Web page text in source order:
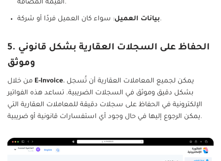
القيمة المضافة.
بيانات العميل: سواء كان العميل فردًا أو شركة.
5. الحفاظ على السجلات العقارية بشكل قانوني
وموثق
E-Invoice، يمكن لجميع المعاملات العقارية أن تُسجل
بشكل دقيق وموثق في السجلات الضريبية. تساعد هذه الفواتير
الإلكترونية في الحفاظ على سجلات دقيقة للمعاملات العقارية التي
يمكن الرجوع إليها في حال وجود أي استفسارات قانونية أو ضريبية.